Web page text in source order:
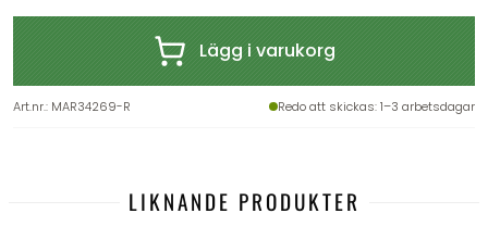
Lägg i varukorg
Art.nr.: MAR34269-R Redo att skickas: 1–3 arbetsdagar
LIKNANDE PRODUKTER